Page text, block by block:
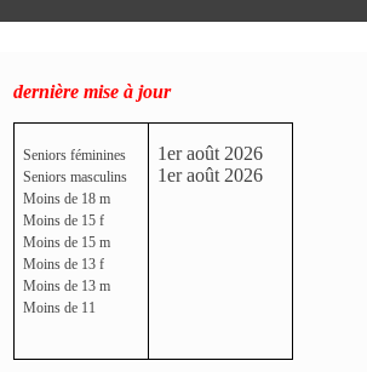
dernière mise à jour
Seniors féminines
Seniors masculins
Moins de 18 m
Moins de 15 f
Moins de 15 m
Moins de 13 f
Moins de 13 m
Moins de 11
1er août 2026
1er août 2026